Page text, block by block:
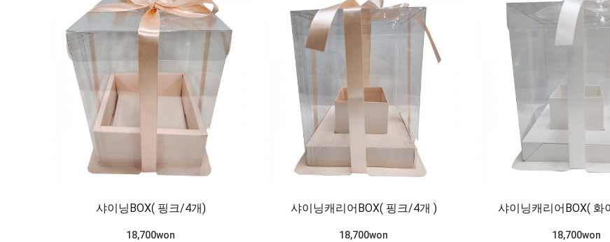
샤이닝BOX( 핑크/4개)
18,700won
샤이닝캐리어BOX( 핑크/4개 )
18,700won
샤이닝캐리어BOX( 화
18,700won